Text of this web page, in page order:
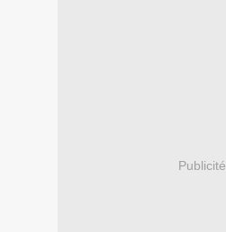
Publicité